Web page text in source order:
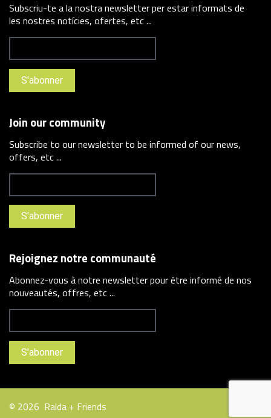
Subscriu-te a la nostra newsletter per estar informats de
les nostres notícies, ofertes, etc ...
Join our community
Subscribe to our newsletter to be informed of our news,
offers, etc ...
Rejoignez notre communauté
Abonnez-vous à notre newsletter pour être informé de nos
nouveautés, offres, etc ...
© 2026 Ralda + Friends